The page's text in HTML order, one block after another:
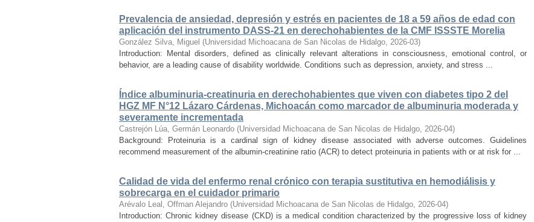
Prevalencia de ansiedad, depresión y estrés en pacientes de 18 a 59 años de edad con
aplicación del instrumento DASS-21 en derechohabientes de la CMF ISSSTE Morelia
González Silva, Miguel (Universidad Michoacana de San Nicolas de Hidalgo, 2026-03)
Introduction: Mental disorders, defined as clinically relevant alterations in consciousness, emotional control, or
behavior, are a leading cause of disability worldwide. Conditions such as depression, anxiety, and stress ...
Índice albuminuria-creatinuria en derechohabientes que viven con diabetes tipo 2 del
HGZ MF N°12 Lázaro Cárdenas, Michoacán como marcador de albuminuria moderada y
severamente incrementada
Castrejón Lúa, Germán Leonardo (Universidad Michoacana de San Nicolas de Hidalgo, 2026-04)
Background: Proteinuria is a cardinal sign of kidney disease associated with adverse outcomes. Guidelines
recommend measurement of the albumin-creatinine ratio (ACR) to detect proteinuria in patients with or at risk for ...
Calidad de vida del enfermo renal crónico con terapia sustitutiva en hemodiálisis y
sobrecarga en el cuidador primario
Arévalo Leal, Offman Alejandro (Universidad Michoacana de San Nicolas de Hidalgo, 2026-04)
Introduction: Chronic kidney disease (CKD) is a medical condition characterized by the progressive loss of kidney